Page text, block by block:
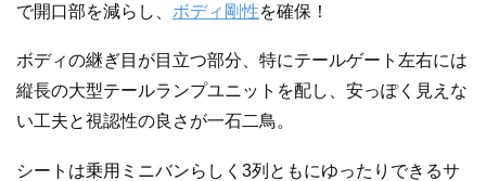
で開口部を減らし、 ボディ剛性を確保！
ボディの継ぎ目が目立つ部分、特にテールゲート左右には
縦長の大型テールランプユニットを配し、安っぽく見えな
い工夫と視認性の良さが一石二鳥。
シートは乗用ミニバンらしく3列ともにゆったりできるサ